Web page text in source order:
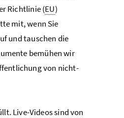
Richtlinie (EU)
mit, wenn Sie
und tauschen die
bemühen wir
von nicht-
Live-Videos sind von